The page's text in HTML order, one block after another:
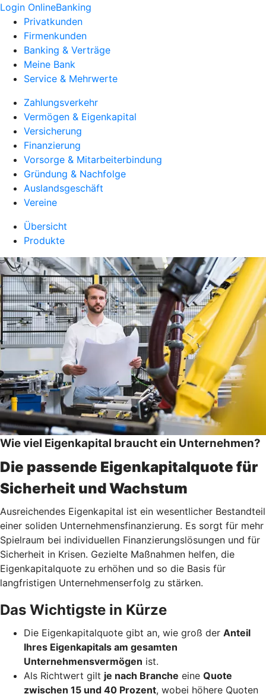
Login OnlineBanking
Privatkunden
Firmenkunden
Banking & Verträge
Meine Bank
Service & Mehrwerte
Zahlungsverkehr
Vermögen & Eigenkapital
Versicherung
Finanzierung
Vorsorge & Mitarbeiterbindung
Gründung & Nachfolge
Auslandsgeschäft
Vereine
Übersicht
Produkte
Wie viel Eigenkapital braucht ein Unternehmen?
Die passende Eigenkapitalquote für
Sicherheit und Wachstum
Ausreichendes Eigenkapital ist ein wesentlicher Bestandteil
einer soliden Unternehmensfinanzierung. Es sorgt für mehr
Spielraum bei individuellen Finanzierungslösungen und für
Sicherheit in Krisen. Gezielte Maßnahmen helfen, die
Eigenkapitalquote zu erhöhen und so die Basis für
langfristigen Unternehmenserfolg zu stärken.
Das Wichtigste in Kürze
Die Eigenkapitalquote gibt an, wie groß der Anteil
Ihres Eigenkapitals am gesamten
Unternehmensvermögen ist.
Als Richtwert gilt je nach Branche eine Quote
zwischen 15 und 40 Prozent, wobei höhere Quoten